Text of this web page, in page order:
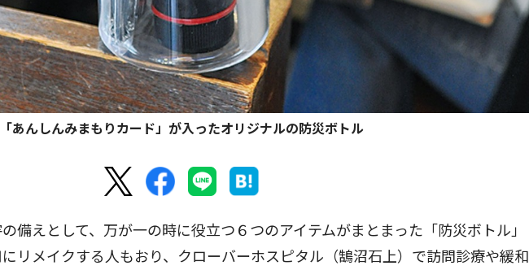
「あんしんみまもりカード」が入ったオリジナルの防災ボトル
備えとして、万が一の時に役立つ６つのアイテムがまとまった「防災ボトル」
リメイクする人もおり、クローバーホスピタル（鵠沼石上）で訪問診療や緩和